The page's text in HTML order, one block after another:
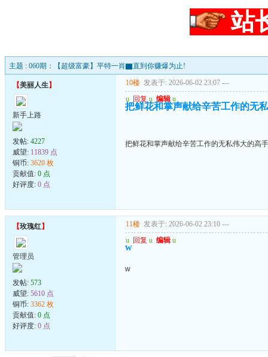
站
主题 : 060期：【超级富豪】平特一肖▇直到你赚爆为止!
【美丽人生】
新手上路
发帖: 4227
威望: 11839 点
铜币: 3620 枚
贡献值: 0 点
好评度: 0 点
10楼 发表于: 2026-06-02 23:07 ---
u 回复 u 编辑 u
把鲜花和掌声献给辛苦工作的无
把鲜花和掌声献给辛苦工作的无私伟大的高
【玫瑰红】
管理员
发帖: 573
威望: 5610 点
铜币: 3362 枚
贡献值: 0 点
好评度: 0 点
11楼 发表于: 2026-06-02 23:10 ---
u 回复 u 编辑 u
w
w